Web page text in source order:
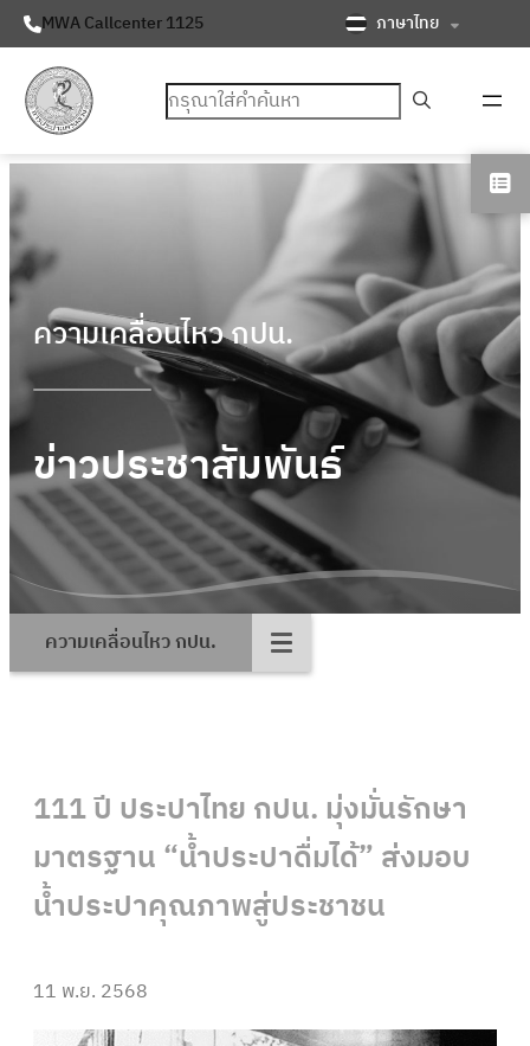
MWA Callcenter 1125 ภาษาไทย
ค้นหา
ความเคลื่อนไหว กปน.
ข่าวประชาสัมพันธ์
ความเคลื่อนไหว กปน.
111 ปี ประปาไทย กปน. มุ่งมั่นรักษา
มาตรฐาน “น้ำประปาดื่มได้” ส่งมอบ
น้ำประปาคุณภาพสู่ประชาชน
11 พ.ย. 2568